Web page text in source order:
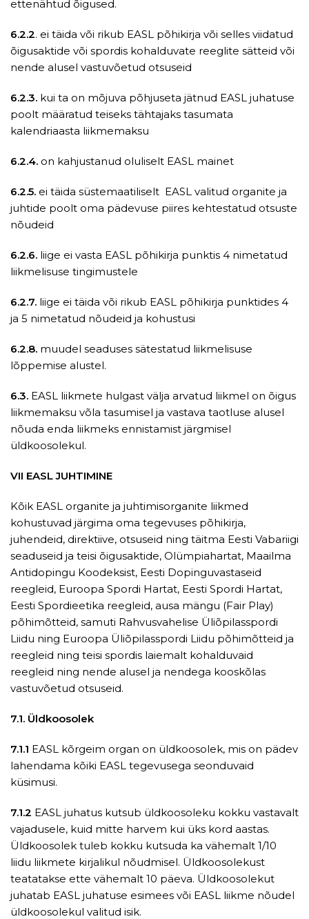
ettenähtud õigused.
6.2.2. ei täida või rikub EASL põhikirja või selles viidatud
õigusaktide või spordis kohalduvate reeglite sätteid või
nende alusel vastuvõetud otsuseid
6.2.3. kui ta on mõjuva põhjuseta jätnud EASL juhatuse
poolt määratud teiseks tähtajaks tasumata
kalendriaasta liikmemaksu
6.2.4. on kahjustanud oluliselt EASL mainet
6.2.5. ei täida süstemaatiliselt EASL valitud organite ja
juhtide poolt oma pädevuse piires kehtestatud otsuste
nõudeid
6.2.6. liige ei vasta EASL põhikirja punktis 4 nimetatud
liikmelisuse tingimustele
6.2.7. liige ei täida või rikub EASL põhikirja punktides 4
ja 5 nimetatud nõudeid ja kohustusi
6.2.8. muudel seaduses sätestatud liikmelisuse
lõppemise alustel.
6.3. EASL liikmete hulgast välja arvatud liikmel on õigus
liikmemaksu võla tasumisel ja vastava taotluse alusel
nõuda enda liikmeks ennistamist järgmisel
üldkoosolekul.
VII EASL JUHTIMINE
Kõik EASL organite ja juhtimisorganite liikmed
kohustuvad järgima oma tegevuses põhikirja,
juhendeid, direktiive, otsuseid ning täitma Eesti Vabariigi
seaduseid ja teisi õigusaktide, Olümpiahartat, Maailma
Antidopingu Koodeksist, Eesti Dopinguvastaseid
reegleid, Euroopa Spordi Hartat, Eesti Spordi Hartat,
Eesti Spordieetika reegleid, ausa mängu (Fair Play)
põhimõtteid, samuti Rahvusvahelise Üliõpilasspordi
Liidu ning Euroopa Üliõpilasspordi Liidu põhimõtteid ja
reegleid ning teisi spordis laiemalt kohalduvaid
reegleid ning nende alusel ja nendega kooskõlas
vastuvõetud otsuseid.
7.1. Üldkoosolek
7.1.1 EASL kõrgeim organ on üldkoosolek, mis on pädev
lahendama kõiki EASL tegevusega seonduvaid
küsimusi.
7.1.2 EASL juhatus kutsub üldkoosoleku kokku vastavalt
vajadusele, kuid mitte harvem kui üks kord aastas.
Üldkoosolek tuleb kokku kutsuda ka vähemalt 1/10
liidu liikmete kirjalikul nõudmisel. Üldkoosolekust
teatatakse ette vähemalt 10 päeva. Üldkoosolekut
juhatab EASL juhatuse esimees või EASL liikme nõudel
üldkoosolekul valitud isik.